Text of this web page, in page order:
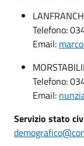
Telefono:
Email:
Telefono:
Email:
Servizio stato